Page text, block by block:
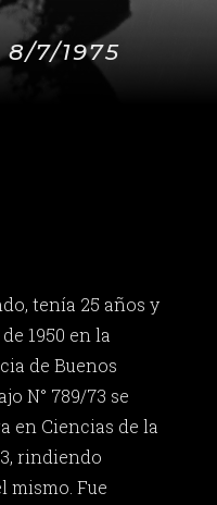
7/1975
tenía 25 años y
1950 en la
de Buenos
N° 789/73 se
en Ciencias de la
rindiendo
mismo. Fue